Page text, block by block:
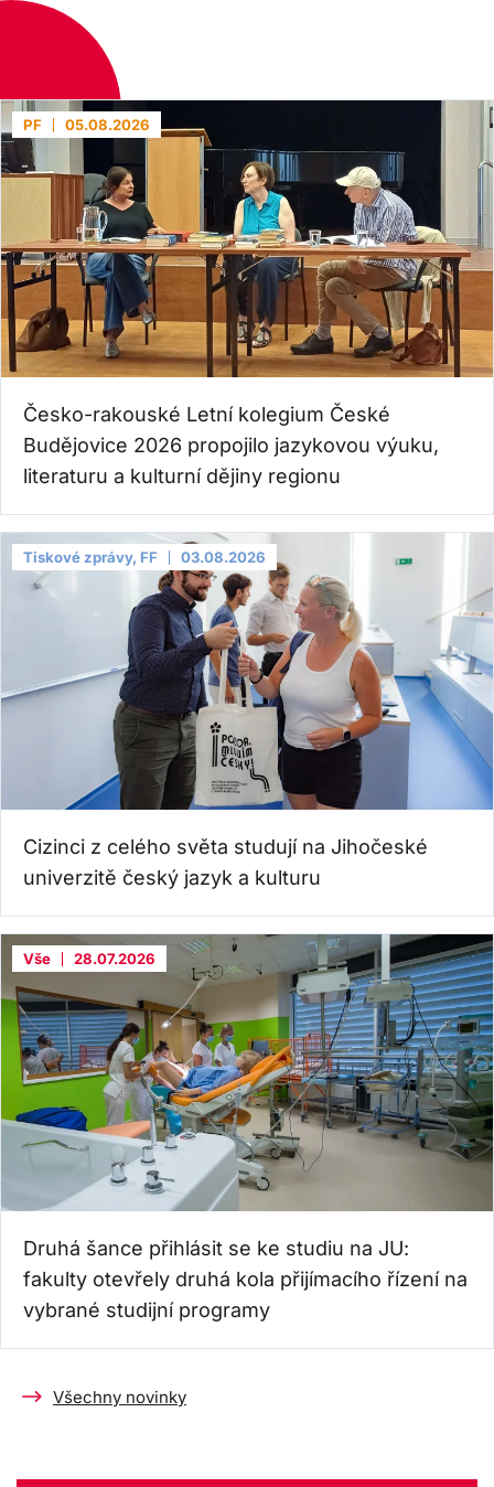
PF 05.08.2026
Česko-rakouské Letní kolegium České
Budějovice 2026 propojilo jazykovou výuku,
literaturu a kulturní dějiny regionu
Tiskové zprávy, FF 03.08.2026
Cizinci z celého světa studují na Jihočeské
univerzitě český jazyk a kulturu
Vše 28.07.2026
Druhá šance přihlásit se ke studiu na JU:
fakulty otevřely druhá kola přijímacího řízení na
vybrané studijní programy
Všechny novinky